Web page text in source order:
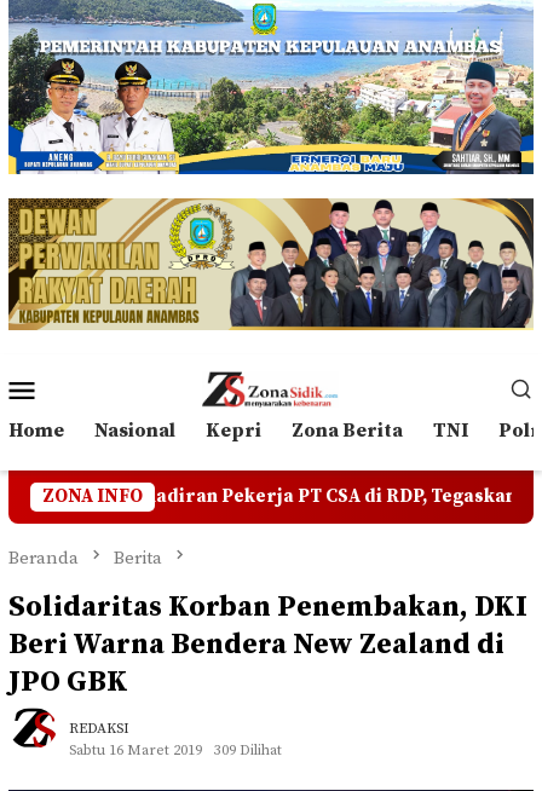
Loncat
ke
konten
Mobile
Home Nasional Kepri Zona Berita TNI
ZONA INFO
PT CSA di RDP, Tegaskan Jangan Ada yang
Beranda Berita
Solidaritas Korban Penembakan, DKI
Beri Warna Bendera New Zealand di
JPO GBK
REDAKSI
Sabtu 16 Maret 2019
309 Dilihat